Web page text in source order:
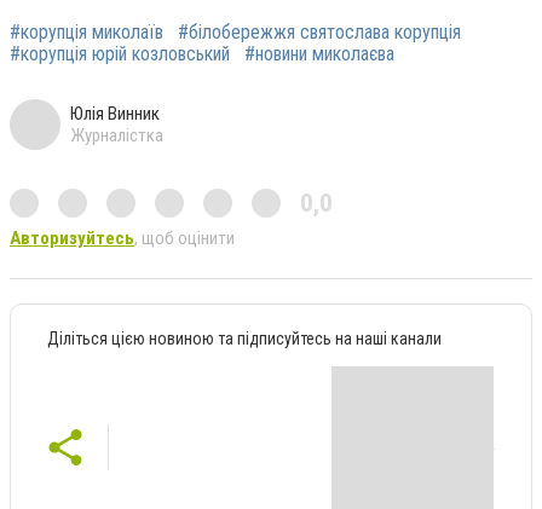
#корупція миколаїв
#білобережжя святослава корупція
#корупція юрій козловський
#новини миколаєва
Юлія Винник
Журналістка
0,0
Авторизуйтесь, щоб оцінити
Діліться цією новиною та підписуйтесь на наші канали